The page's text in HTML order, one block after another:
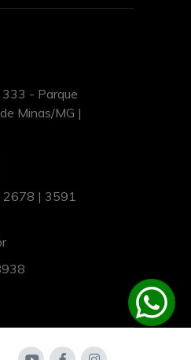
333 - Parque
Minas/MG |
| 3591